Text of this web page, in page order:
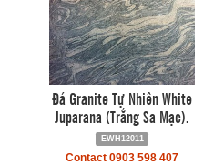
Đá Granite Tự Nhiên White
Juparana (Trắng Sa Mạc).
EWH12011
Contact 0903 598 407